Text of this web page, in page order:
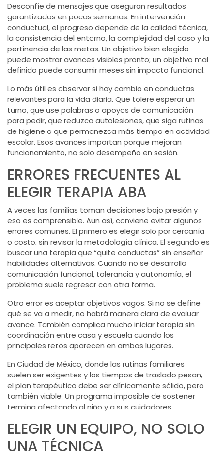
Desconfíe de mensajes que aseguran resultados
garantizados en pocas semanas. En intervención
conductual, el progreso depende de la calidad técnica,
la consistencia del entorno, la complejidad del caso y la
pertinencia de las metas. Un objetivo bien elegido
puede mostrar avances visibles pronto; un objetivo mal
definido puede consumir meses sin impacto funcional.
Lo más útil es observar si hay cambio en conductas
relevantes para la vida diaria. Que tolere esperar un
turno, que use palabras o apoyos de comunicación
para pedir, que reduzca autolesiones, que siga rutinas
de higiene o que permanezca más tiempo en actividad
escolar. Esos avances importan porque mejoran
funcionamiento, no solo desempeño en sesión.
ERRORES FRECUENTES AL
ELEGIR TERAPIA ABA
A veces las familias toman decisiones bajo presión y
eso es comprensible. Aun así, conviene evitar algunos
errores comunes. El primero es elegir solo por cercanía
o costo, sin revisar la metodología clínica. El segundo es
buscar una terapia que “quite conductas” sin enseñar
habilidades alternativas. Cuando no se desarrolla
comunicación funcional, tolerancia y autonomía, el
problema suele regresar con otra forma.
Otro error es aceptar objetivos vagos. Si no se define
qué se va a medir, no habrá manera clara de evaluar
avance. También complica mucho iniciar terapia sin
coordinación entre casa y escuela cuando los
principales retos aparecen en ambos lugares.
En Ciudad de México, donde las rutinas familiares
suelen ser exigentes y los tiempos de traslado pesan,
el plan terapéutico debe ser clínicamente sólido, pero
también viable. Un programa imposible de sostener
termina afectando al niño y a sus cuidadores.
ELEGIR UN EQUIPO, NO SOLO
UNA TÉCNICA